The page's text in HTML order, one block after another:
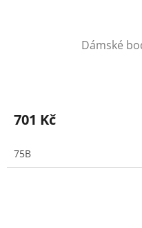
Dámské
701 Kč
75B